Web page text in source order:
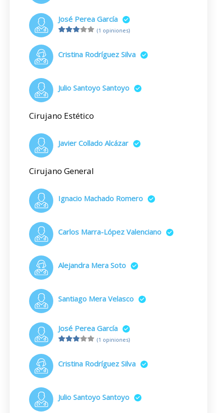
José Perea García
(1 opiniones)
Cristina Rodríguez Silva
Julio Santoyo Santoyo
Cirujano Estético
Javier Collado Alcázar
Cirujano General
Ignacio Machado Romero
Carlos Marra-López Valenciano
Alejandra Mera Soto
Santiago Mera Velasco
José Perea García
(1 opiniones)
Cristina Rodríguez Silva
Julio Santoyo Santoyo